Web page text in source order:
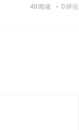
49 阅读 0评论